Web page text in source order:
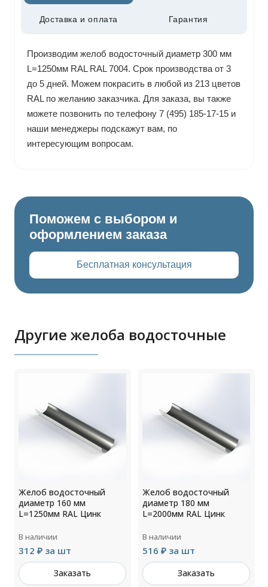
Доставка и оплата Гарантия
Производим желоб водосточный диаметр 300 мм
L=1250мм RAL RAL 7004. Срок производства от 3
до 5 дней. Можем покрасить в любой из 213 цветов
RAL по желанию заказчика. Для заказа, вы также
можете позвонить по телефону 7 (495) 185-17-15 и
наши менеджеры подскажут вам, по
интересующим вопросам.
Поможем с выбором и
оформлением заказа
Бесплатная консультация
Другие желоба водосточные
Желоб водосточный
диаметр 160 мм
L=1250мм RAL Цинк
В наличии
312 ₽ за шт
Заказать
Желоб водосточный
диаметр 180 мм
L=2000мм RAL Цинк
В наличии
516 ₽ за шт
Заказать